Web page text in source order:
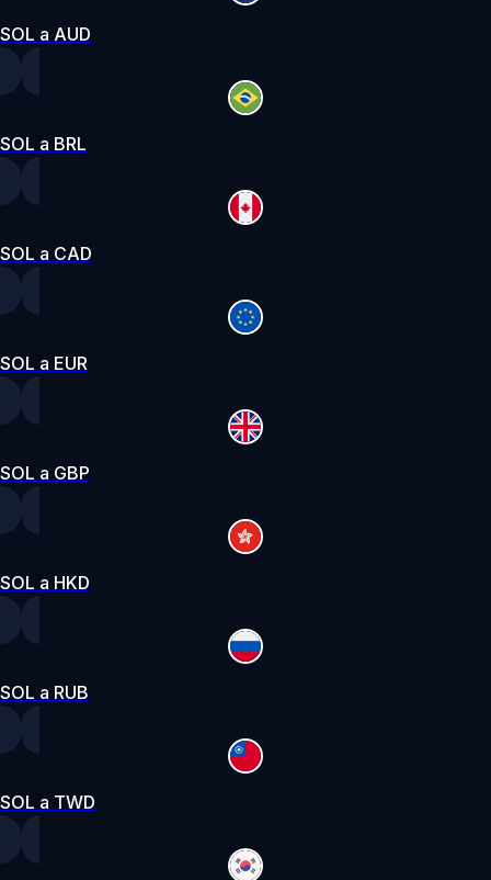
SOL a AUD
SOL a BRL
SOL a CAD
SOL a EUR
SOL a GBP
SOL a HKD
SOL a RUB
SOL a TWD